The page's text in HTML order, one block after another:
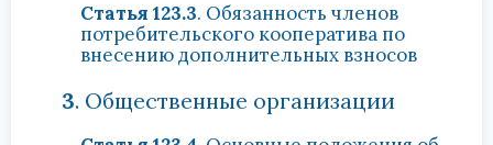
Статья 123.3. Обязанность членов
потребительского кооператива по
внесению дополнительных взносов
3. Общественные организации